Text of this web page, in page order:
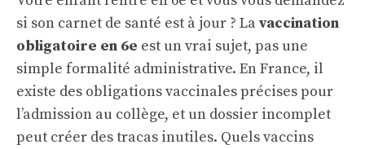
si son carnet de santé est à jour ? Lavaccination
obligatoire en 6e est un vrai sujet, pas une
simple formalité administrative. En France, il
existe des obligations vaccinales précises pour
l’admission au collège, et un dossier incomplet
peut créer des tracas inutiles. Quels vaccins